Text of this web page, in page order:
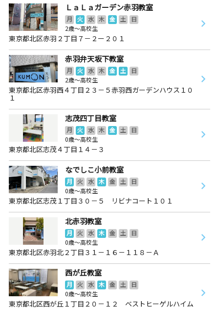
ＬａＬａガーデン赤羽教室
月 火 水 木 金 土
日
2歳～高校生
東京都北区赤羽２丁目７－２ー２０１
赤羽弁天坂下教室
月 火 水 木 金 土
日
2歳～高校生
東京都北区赤羽西４丁目２３－５赤羽西ガーデンハウス１０
１
志茂四丁目教室
月 火 水 木 金 土
日
0歳～高校生
東京都北区志茂４丁目１４－３
なでしこ小前教室
月 火 水 木 金 土
日
0歳～高校生
東京都北区志茂１丁目３０－５ リビナコート１０１
北赤羽教室
月 火 水 木 金 土
日
0歳～高校生
東京都北区赤羽北２丁目３１－１６－１１８－Ａ
西が丘教室
月 火 水 木 金 土
日
0歳～高校生
東京都北区西が丘１丁目２０－１２ ベストヒーゲルハイム